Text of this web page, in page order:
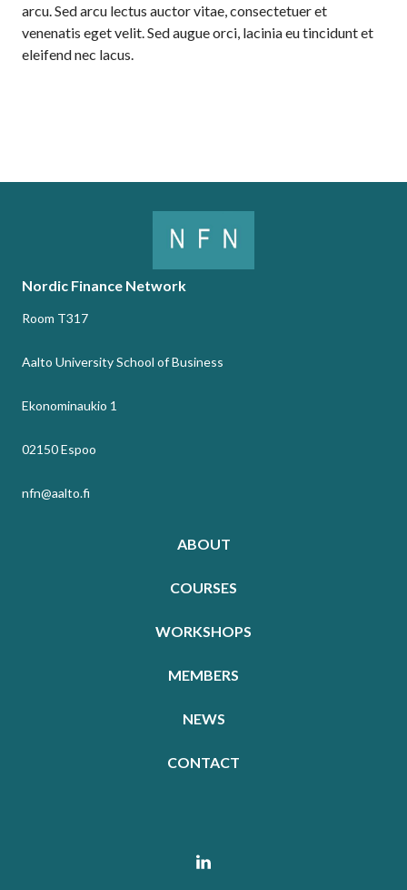
arcu. Sed arcu lectus auctor vitae, consectetuer et
venenatis eget velit. Sed augue orci, lacinia eu tincidunt et
eleifend nec lacus.
Nordic Finance Network
Room T317
Aalto University School of Business
Ekonominaukio 1
02150 Espoo
nfn@aalto.fi
ABOUT
COURSES
WORKSHOPS
MEMBERS
NEWS
CONTACT